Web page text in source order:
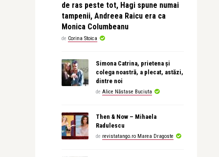
de ras peste tot, Hagi spune numai
tampenii, Andreea Raicu era ca
Monica Columbeanu
de Corina Stoica
Simona Catrina, prietena și
colega noastră, a plecat, astăzi,
dintre noi
de Alice Năstase Buciuta
Then & Now – Mihaela
Radulescu
de revistatango.ro Marea Dragoste